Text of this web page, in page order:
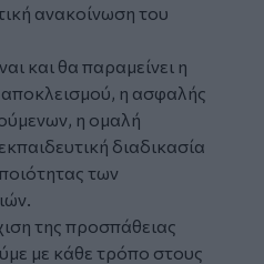
ανακοίνωση του
και θα παραμείνει η
αποκλεισμού, η ασφαλής
η ομαλή
διαδικασία
των
της προσπάθειας
με κάθε τρόπο στους